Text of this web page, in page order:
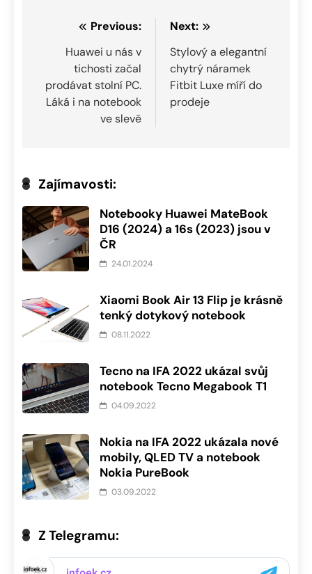
Navigace
příspěvek
Previous:
Huawei u nás v
tichosti začal
prodávat stolní PC.
Láká i na notebook
ve slevě
Next:
Stylový a elegantní
chytrý náramek
Fitbit Luxe míří do
prodeje
Zajímavosti:
Notebooky Huawei MateBook
D16 (2024) a 16s (2023) jsou v
ČR
24.01.2024
Xiaomi Book Air 13 Flip je krásně
tenký dotykový notebook
08.11.2022
Tecno na IFA 2022 ukázal svůj
notebook Tecno Megabook T1
04.09.2022
Nokia na IFA 2022 ukázala nové
mobily, QLED TV a notebook
Nokia PureBook
03.09.2022
Z Telegramu: